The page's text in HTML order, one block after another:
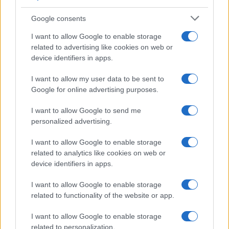
Google consents
I want to allow Google to enable storage
related to advertising like cookies on web or
device identifiers in apps.
I want to allow my user data to be sent to
Google for online advertising purposes.
I want to allow Google to send me
personalized advertising.
I want to allow Google to enable storage
related to analytics like cookies on web or
device identifiers in apps.
I want to allow Google to enable storage
related to functionality of the website or app.
I want to allow Google to enable storage
related to personalization.
truplo 24-letnega Slovenca
poškodoval voznik e-skiroja
Na bencinskem servisu v
Dravogradu zagorel točilni
zaposleni
Motorist v Radljah ob Dravi trčil
v ulično svetilko in se hudo
Obvestila
Izklop elektrike: 426. Nadzorništvo Vuzenica - Območje Sv.
Anton na Pohorju
pred 17 urami
Izklop elektrike: 425. Nadzorništvo Vuzenica - Območje
Vuhred
pred 17 urami
Izklop elektrike: 429. Nadzorništvo Ravne - Območje Prevalje
Prisoje